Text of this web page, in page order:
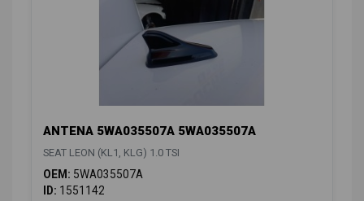
ANTENA 5WA035507A 5WA035507A
SEAT LEON (KL1, KLG) 1.0 TSI
OEM: 5WA035507A
ID: 1551142